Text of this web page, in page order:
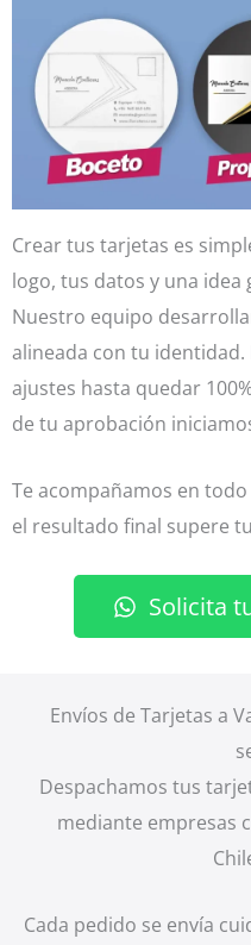
Crear tus tarjetas es
logo, tus datos y una idea
Nuestro equipo
alineada con tu
ajustes hasta quedar
de tu aprobación
Te acompañamos en
el resultado final supere
Solicita
Envíos de Tarjetas a
Despachamos tus
mediante empresas
Cada pedido se envía